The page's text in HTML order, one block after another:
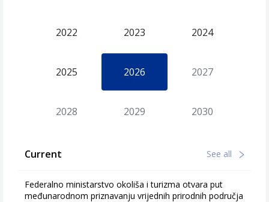
2022 2023 2024
2025 2026 2027
2028 2029 2030
Current See all
Federalno ministarstvo okoliša i turizma otvara put
međunarodnom priznavanju vrijednih prirodnih područja